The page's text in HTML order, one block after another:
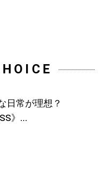
日常が理想？
》...